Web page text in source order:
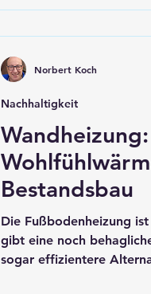
heute bereits
Schwelle einer
bei der das größte
Kohlendioxid – zum
Bestandsbau
Die Fußbodenheizung
gibt eine noch
sogar effizientere
Nachhaltigkeit
Norbert Koch